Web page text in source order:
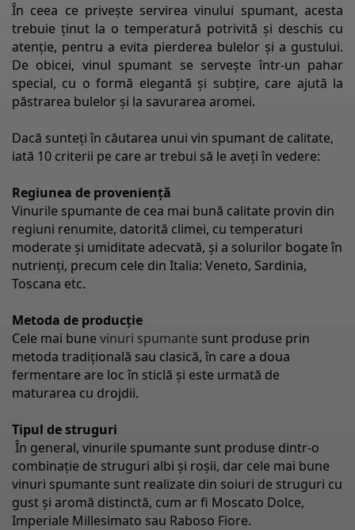
În ceea ce privește servirea vinului spumant, acesta
trebuie ținut la o temperatură potrivită și deschis cu
atenție, pentru a evita pierderea bulelor și a gustului.
De obicei, vinul spumant se servește într-un pahar
special, cu o formă elegantă și subțire, care ajută la
păstrarea bulelor și la savurarea aromei.
Dacă sunteți în căutarea unui vin spumant de calitate,
iată 10 criterii pe care ar trebui să le aveți în vedere:
Regiunea de proveniență
Vinurile spumante de cea mai bună calitate provin din
regiuni renumite, datorită climei, cu temperaturi
moderate și umiditate adecvată, și a solurilor bogate în
nutrienți, precum cele din Italia: Veneto, Sardinia,
Toscana etc.
Metoda de producție
Cele mai bune vinuri spumante sunt produse prin
metoda tradițională sau clasică, în care a doua
fermentare are loc în sticlă și este urmată de
maturarea cu drojdii.
Tipul de struguri
În general, vinurile spumante sunt produse dintr-o
combinație de struguri albi și roșii, dar cele mai bune
vinuri spumante sunt realizate din soiuri de struguri cu
gust și aromă distinctă, cum ar fi Moscato Dolce,
Imperiale Millesimato sau Raboso Fiore.